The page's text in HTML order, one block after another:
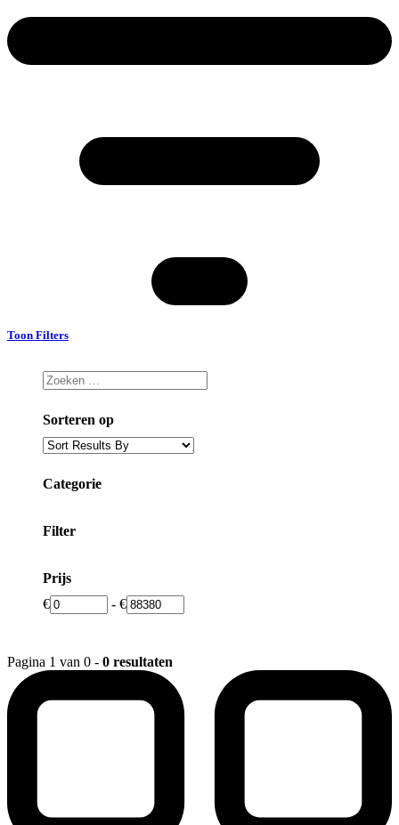
Toon Filters
Sorteren op
Categorie
Filter
Prijs
€
- €
Pagina 1 van 0 - 0 resultaten